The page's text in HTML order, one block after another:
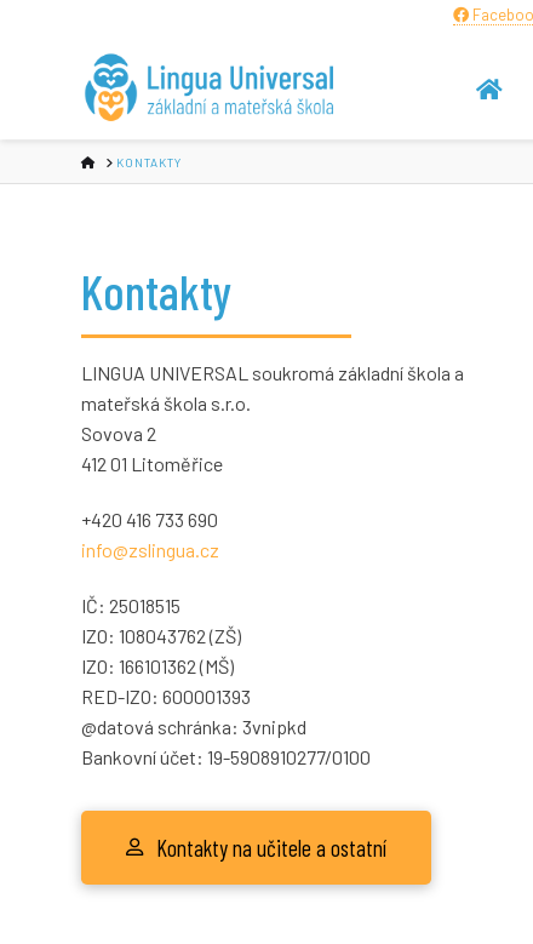
HOMEKONTAKTY
Kontakty
LINGUA UNIVERSAL soukromá základní škola a
mateřská škola s.r.o.
Sovova 2
412 01 Litoměřice
+420 416 733 690
info@zslingua.cz
IČ: 25018515
IZO: 108043762 (ZŠ)
IZO: 166101362 (MŠ)
RED-IZO: 600001393
@datová schránka: 3vnipkd
Bankovní účet: 19-5908910277/0100
Kontakty na učitele a ostatní